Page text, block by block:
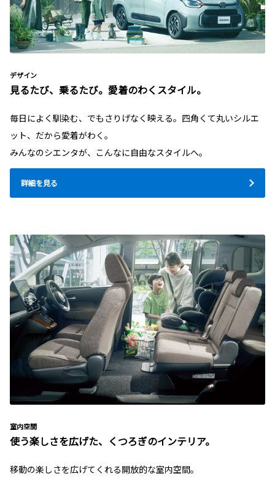
デザイン
見るたび、乗るたび。愛着のわくスタイル。
毎日によく馴染む、でもさりげなく映える。四角くて丸いシルエ
ット、だから愛着がわく。
みんなのシエンタが、こんなに自由なスタイルへ。
詳細を見る
室内空間
使う楽しさを広げた、くつろぎのインテリア。
移動の楽しさを広げてくれる開放的な室内空間。